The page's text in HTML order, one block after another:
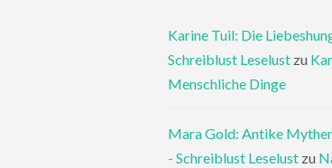
Karine Tuil: Die
Schreiblust Leselust zu
Menschliche Dinge
Mara Gold: Antike
- Schreiblust Leselust zu